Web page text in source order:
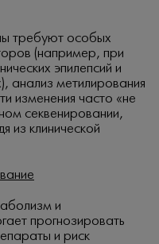
требуют особых
(например, при
эпилепсий и
анализ метилирования
изменения часто «не
секвенировании,
из клинической
и
прогнозировать
и риск